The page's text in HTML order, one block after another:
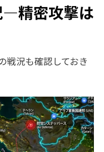
—精密攻撃は
戦況も確認しておき